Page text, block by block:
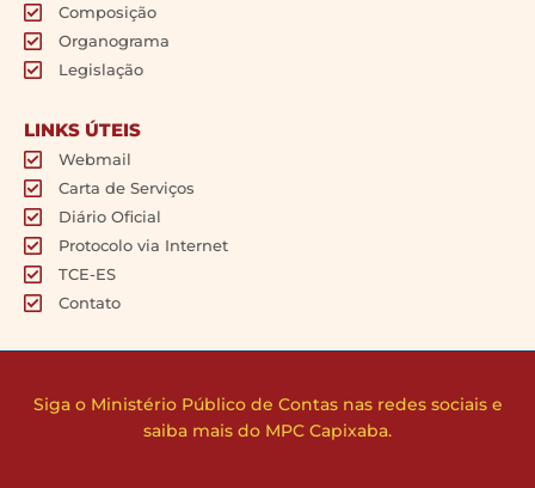
Composição
Organograma
Legislação
LINKS ÚTEIS
Webmail
Carta de Serviços
Diário Oficial
Protocolo via Internet
TCE-ES
Contato
Siga o Ministério Público de Contas nas redes sociais e
saiba mais do MPC Capixaba.